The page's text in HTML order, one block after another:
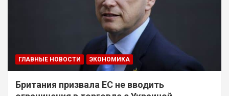
ГЛАВНЫЕ НОВОСТИ ЭКОНОМИКА
Британия призвала ЕС не вводить